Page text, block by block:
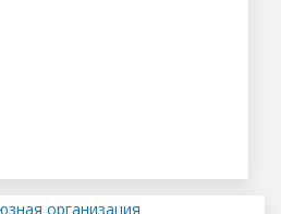
организация